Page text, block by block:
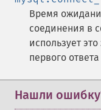
Время
соединения в
использует
первого
Нашли